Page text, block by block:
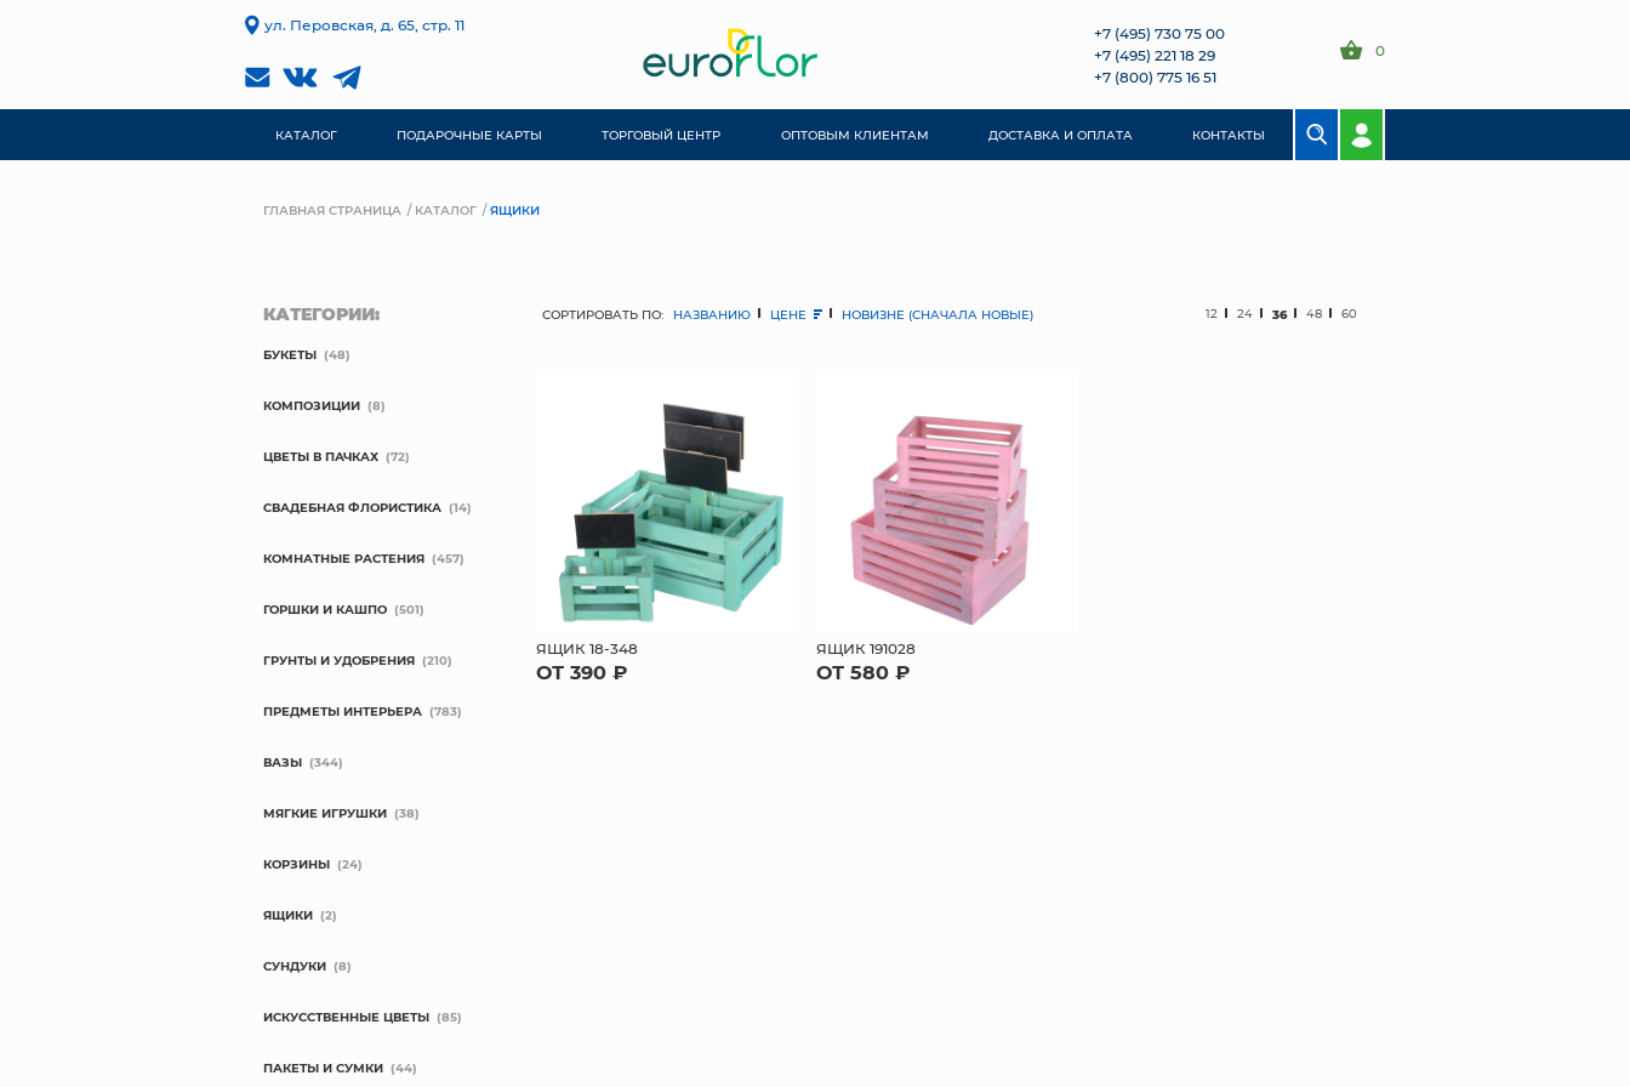
ул. Перовская, д. 65, стр. 11
+7 (495) 730 75 00
+7 (495) 221 18 29
+7 (800) 775 16 51
0
КАТАЛОГ ПОДАРОЧНЫЕ КАРТЫ ТОРГОВЫЙ ЦЕНТР ОПТОВЫМ КЛИЕНТАМ ДОСТАВКА И ОПЛАТА КОНТАКТЫ
ГЛАВНАЯ СТРАНИЦА КАТАЛОГ ЯЩИКИ
СОРТИРОВАТЬ ПО: НАЗВАНИЮ ЦЕНЕ НОВИЗНЕ (СНАЧАЛА НОВЫЕ) 12 24 36 48 60
ЯЩИК 18-348
ОТ 390 ₽
ЯЩИК 191028
ОТ 580 ₽
КАТЕГОРИИ:
БУКЕТЫ (48)
КОМПОЗИЦИИ (8)
ЦВЕТЫ В ПАЧКАХ (72)
СВАДЕБНАЯ ФЛОРИСТИКА (14)
КОМНАТНЫЕ РАСТЕНИЯ (457)
ГОРШКИ И КАШПО (501)
ГРУНТЫ И УДОБРЕНИЯ (210)
ПРЕДМЕТЫ ИНТЕРЬЕРА (783)
ВАЗЫ (344)
МЯГКИЕ ИГРУШКИ (38)
КОРЗИНЫ (24)
ЯЩИКИ (2)
СУНДУКИ (8)
ИСКУССТВЕННЫЕ ЦВЕТЫ (85)
ПАКЕТЫ И СУМКИ (44)